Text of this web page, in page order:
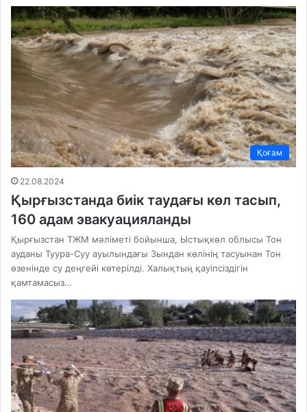
Қоғам
22.08.2024
Қырғызстанда биік таудағы көл тасып,
160 адам эвакуацияланды
Қырғызстан ТЖМ мәліметі бойынша, Ыстықкөл облысы Тон
ауданы Туура-Суу ауылындағы Зындан көлінің тасуынан Тон
өзенінде су деңгейі көтерілді. Халықтың қауіпсіздігін
қамтамасыз…